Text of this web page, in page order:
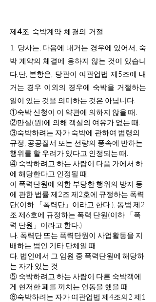
제4조 숙박계약 체결의 거절
1. 당사는, 다음에 내거는 경우에 있어서, 숙
박 계약의 체결에 응하지 않는 것이 있습니
다.단, 본항은, 당관이 여관업법 제5조에 내
거는 경우 이외의 경우에 숙박을 거절하는
일이 있는 것을 의미하는 것은 아닙니다.
①숙박 신청이 이 약관에 의하지 않을 때.
②만실(원)에 의해 객실의 여유가 없는 때.
③숙박하려는 자가 숙박에 관하여 법령의
규정, 공공질서 또는 선량의 풍속에 반하는
행위를 할 우려가 있다고 인정되는 때.
④ 숙박하려고 하는 사람이 다음 가에서 하
에 해당한다고 인정될 때.
이 폭력단원에 의한 부당한 행위의 방지 등
에 관한 법률 제2조 제2호에 규정하는 폭력
단(이하 「폭력단」이라고 한다.), 동법 제2
조 제6호에 규정하는 폭력 단원(이하 「폭
력 단원」이라고 한다.)
나. 폭력단 또는 폭력단원이 사업활동을 지
배하는 법인 기타 단체일 때
다. 법인에서 그 임원 중 폭력단원에 해당하
는 자가 있는 것
⑤ 숙박하려고 하는 사람이 다른 숙박객에
게 현저한 폐를 끼치는 언동을 했을 때.
⑥숙박하려는 자가 여관업법 제4조의2 제1